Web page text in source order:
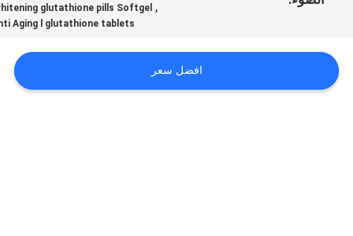
اقتباس
خريطة
whitening glutathione pills Softgel
,
Anti Aging l glutathione tablets
افضل سعر